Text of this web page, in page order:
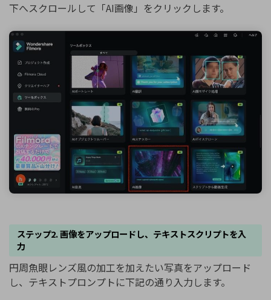
下へスクロールして「AI画像」をクリックします。
ステップ2. 画像をアップロードし、テキストスクリプトを入
力
円周魚眼レンズ風の加工を加えたい写真をアップロード
し、テキストプロンプトに下記の通り入力します。